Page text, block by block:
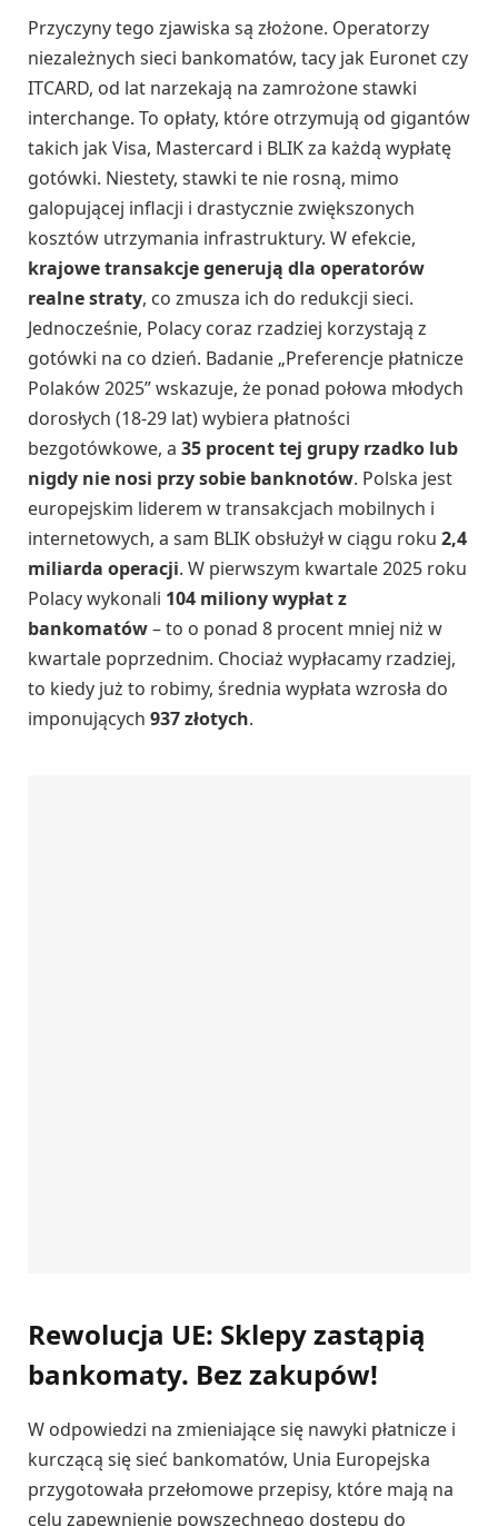
Przyczyny tego zjawiska są złożone. Operatorzy
niezależnych sieci bankomatów, tacy jak Euronet czy
ITCARD, od lat narzekają na zamrożone stawki
interchange. To opłaty, które otrzymują od gigantów
takich jak Visa, Mastercard i BLIK za każdą wypłatę
gotówki. Niestety, stawki te nie rosną, mimo
galopującej inflacji i drastycznie zwiększonych
kosztów utrzymania infrastruktury. W efekcie,
krajowe transakcje generują dla operatorów
realne straty, co zmusza ich do redukcji sieci.
Jednocześnie, Polacy coraz rzadziej korzystają z
gotówki na co dzień. Badanie „Preferencje płatnicze
Polaków 2025” wskazuje, że ponad połowa młodych
dorosłych (18-29 lat) wybiera płatności
bezgotówkowe, a 35 procent tej grupy rzadko lub
nigdy nie nosi przy sobie banknotów. Polska jest
europejskim liderem w transakcjach mobilnych i
internetowych, a sam BLIK obsłużył w ciągu roku 2,4
miliarda operacji. W pierwszym kwartale 2025 roku
Polacy wykonali 104 miliony wypłat z
bankomatów– to o ponad 8 procent mniej niż w
kwartale poprzednim. Chociaż wypłacamy rzadziej,
to kiedy już to robimy, średnia wypłata wzrosła do
imponujących 937 złotych.
Rewolucja UE: Sklepy zastąpią
bankomaty. Bez zakupów!
W odpowiedzi na zmieniające się nawyki płatnicze i
kurczącą się sieć bankomatów, Unia Europejska
przygotowała przełomowe przepisy, które mają na
celu zapewnienie powszechnego dostępu do